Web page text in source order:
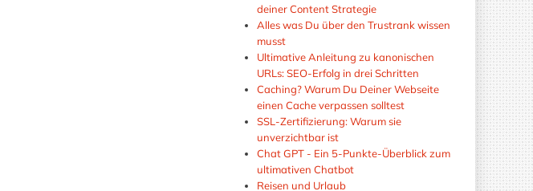
deiner Content Strategie
Alles was Du über den Trustrank wissen
musst
Ultimative Anleitung zu kanonischen
URLs: SEO-Erfolg in drei Schritten
Caching? Warum Du Deiner Webseite
einen Cache verpassen solltest
SSL-Zertifizierung: Warum sie
unverzichtbar ist
Chat GPT - Ein 5-Punkte-Überblick zum
ultimativen Chatbot
Reisen und Urlaub